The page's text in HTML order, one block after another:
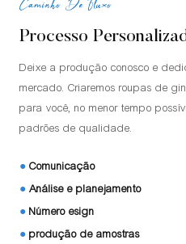
Caminho De Fluxo
Processo
Deixe a produção conosco e
mercado. Criaremos roupas de
para você, no menor tempo
padrões de qualidade.
● Comunicação
● Análise e planejamento
● Número esign
● produção de amostras